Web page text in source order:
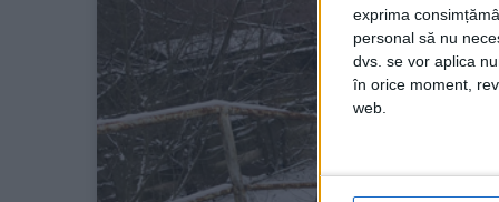
exprima
personal să nu
dvs. se vor aplica
în orice moment,
web.